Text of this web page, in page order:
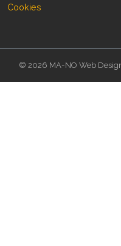
Cookies
© 2026 MA-NO Web